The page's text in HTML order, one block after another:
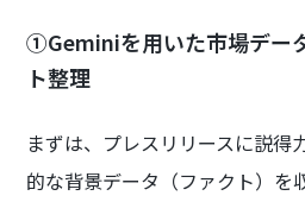
①Geminiを用いた市場デー
ト整理
まずは、プレスリリースに説得
的な背景データ（ファクト）を